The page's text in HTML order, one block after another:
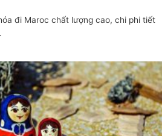
đi Maroc chất lượng cao, chi phi tiết